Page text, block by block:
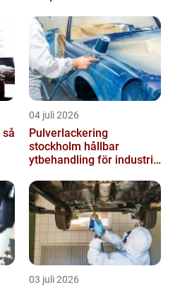
04 juli 2026
Pulverlackering
stockholm hållbar
ytbehandling för industri
03 juli 2026